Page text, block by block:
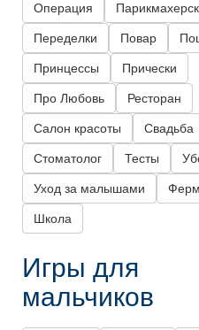
Операция
Переделки Повар
Принцессы Прически
Про Любовь Ресторан
Салон красоты Свадьба
Стоматолог Тесты
Уход за малышами
Школа
Игры для
мальчиков